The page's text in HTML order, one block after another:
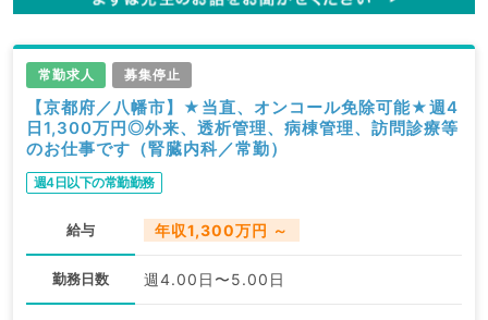
常勤求人 募集停止
【京都府／八幡市】★当直、オンコール免除可能★週4
日1,300万円◎外来、透析管理、病棟管理、訪問診療等
のお仕事です（腎臓内科／常勤）
週4日以下の常勤勤務
給与 年収1,300万円 ～
勤務日数 週4.00日〜5.00日